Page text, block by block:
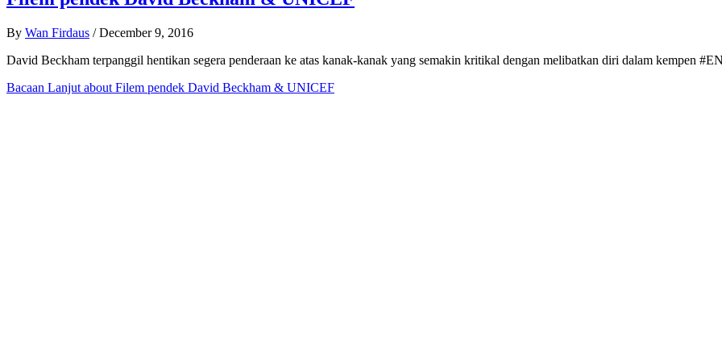
By Wan Firdaus / December 9, 2016
David Beckham terpanggil hentikan segera penderaan ke atas kanak-kanak yang semakin kritikal dengan melibatkan diri dalam kempen
Bacaan Lanjut about Filem pendek David Beckham & UNICEF